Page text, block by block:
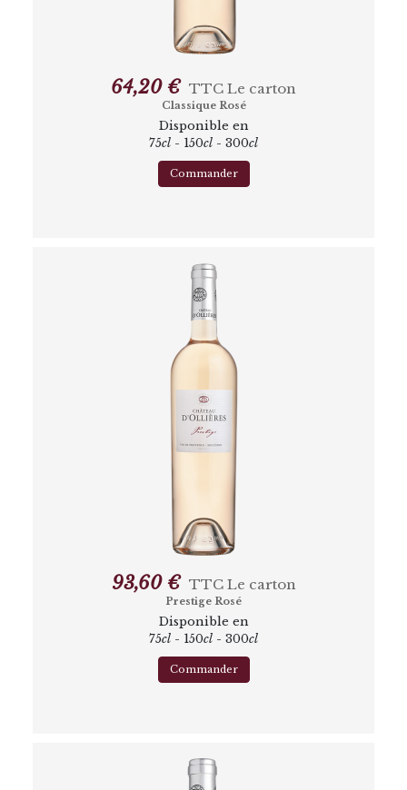
64,20 € TTC Le carton
Classique Rosé
Disponible en
75cl - 150cl - 300cl
Commander
93,60 € TTCLe carton
Prestige Rosé
Disponible en
75cl - 150cl - 300cl
Commander